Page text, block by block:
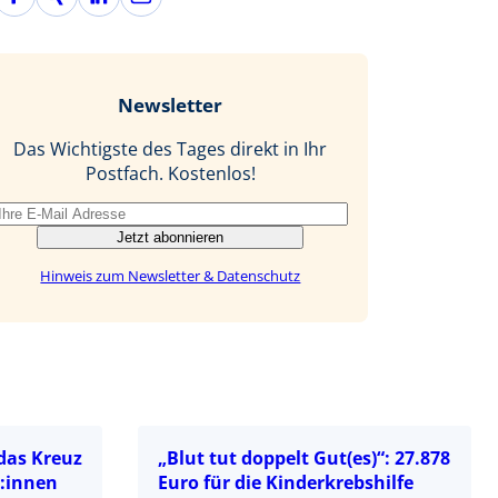
i
i
n
-
l
Newsletter
Das Wichtigste des Tages direkt in Ihr
Postfach. Kostenlos!
Jetzt abonnieren
Hinweis zum Newsletter & Datenschutz
Kreuz
„Blut tut doppelt Gut(es)“: 27.878
Euro für die Kinderkrebshilfe